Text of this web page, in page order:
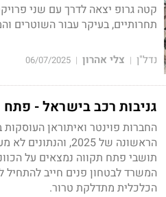
קטה גרופ יצאה לדרך עם שני
תחרותיים, בעיקר עבור השוטרים
נדל"ן | צלי אהרון |
06/07/2025
גניבות רכב בישראל -
החברות פוינטר ואיתוראן
הראשונה של 2025, והנתונים לא מעודדים.
תושבי פתח תקווה נמצאים על
המשרד לבטחון פנים חייב להתחיל
הכלכלית מתדלקת טרור.